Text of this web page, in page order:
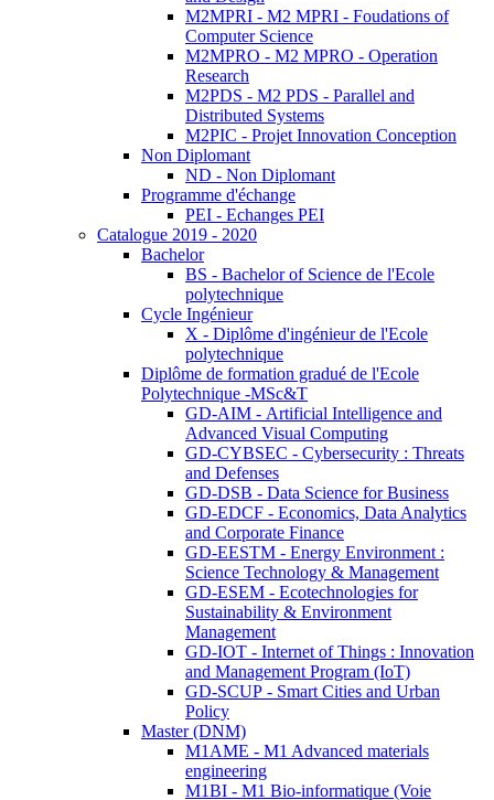
M2MPRI - M2 MPRI - Foudations of
Computer Science
M2MPRO - M2 MPRO - Operation
Research
M2PDS - M2 PDS - Parallel and
Distributed Systems
M2PIC - Projet Innovation Conception
Non Diplomant
ND - Non Diplomant
Programme d'échange
PEI - Echanges PEI
Catalogue 2019 - 2020
Bachelor
BS - Bachelor of Science de l'Ecole
polytechnique
Cycle Ingénieur
X - Diplôme d'ingénieur de l'Ecole
polytechnique
Diplôme de formation gradué de l'Ecole
Polytechnique -MSc&T
GD-AIM - Artificial Intelligence and
Advanced Visual Computing
GD-CYBSEC - Cybersecurity : Threats
and Defenses
GD-DSB - Data Science for Business
GD-EDCF - Economics, Data Analytics
and Corporate Finance
GD-EESTM - Energy Environment :
Science Technology & Management
GD-ESEM - Ecotechnologies for
Sustainability & Environment
Management
GD-IOT - Internet of Things : Innovation
and Management Program (IoT)
GD-SCUP - Smart Cities and Urban
Policy
Master (DNM)
M1AME - M1 Advanced materials
engineering
M1BI - M1 Bio-informatique (Voie